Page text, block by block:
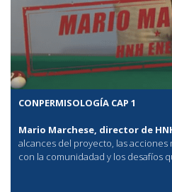
CONPERMISOLOGÍA CAP 1
Mario Marchese, director de
alcances del proyecto, las acciones
con la comunidadad y los desafíos